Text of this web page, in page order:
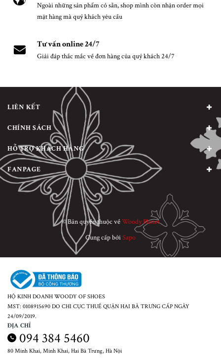
Ngoài những sản phẩm có sẵn, shop mình còn nhận order mọi
mặt hàng mà quý khách yêu cầu
Tư vấn online 24/7
Giải đáp thắc mắc về đơn hàng của quý khách 24/7
LIÊN KẾT
CHÍNH SÁCH
HỖ TRỢ KHÁCH HÀNG
FANPAGE
© Bản quyền thuộc vềWoody Planet
Cung cấp bởiSapo
HỘ KINH DOANH WOODY OF SHOES
MST: 0108915690 DO CHI CỤC THUẾ QUẬN HAI BÀ TRƯNG CẤP NGÀY
24/09/2019.
ĐỊA CHỈ
094 384 5460
80 Minh Khai, Minh Khai, Hai Bà Trưng, Hà Nội